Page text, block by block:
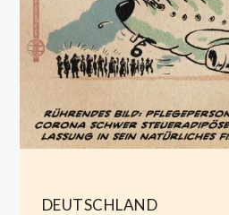
DEUTSCHLAND